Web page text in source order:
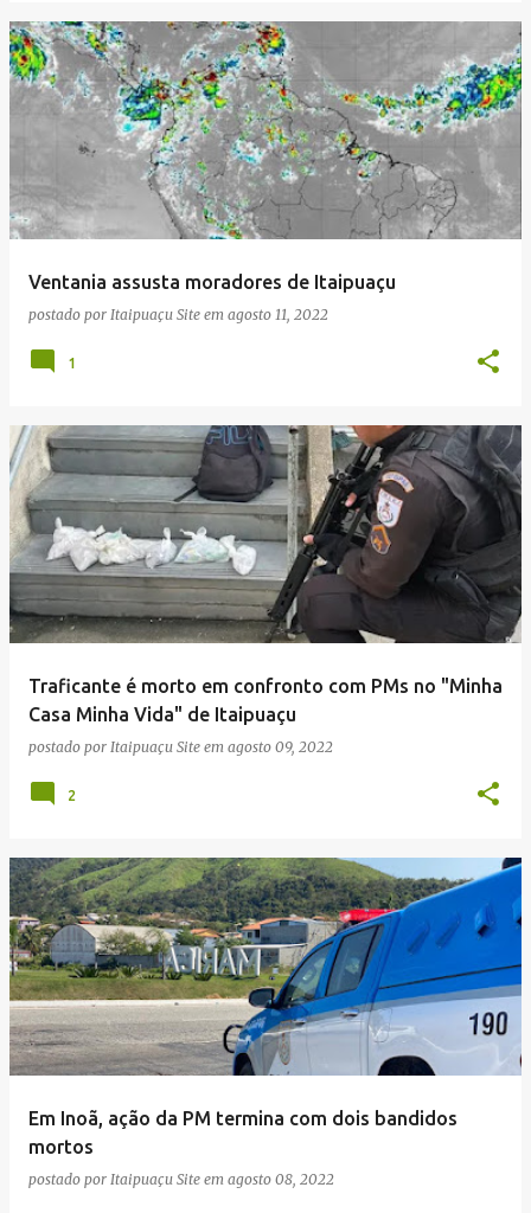
Ventania assusta moradores de Itaipuaçu
postado por Itaipuaçu Site em agosto 11, 2022
1
Traficante é morto em confronto com PMs no "Minha
Casa Minha Vida" de Itaipuaçu
postado por Itaipuaçu Site em agosto 09, 2022
2
Em Inoã, ação da PM termina com dois bandidos
mortos
postado por Itaipuaçu Site em agosto 08, 2022